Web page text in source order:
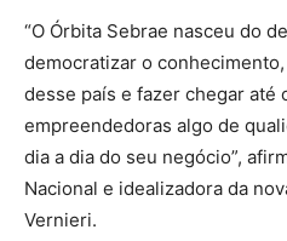
“O Órbita Sebrae nasceu do
democratizar o
desse país e fazer chegar até
empreendedoras algo de
dia a dia do seu negócio”,
Nacional e idealizadora da
Vernieri.